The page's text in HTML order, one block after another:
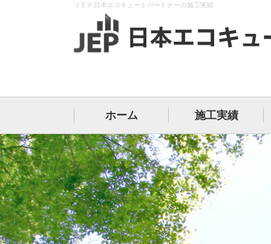
ＪＥＰ日本エコキュートパートナーの施工実績
ホーム 施工実績